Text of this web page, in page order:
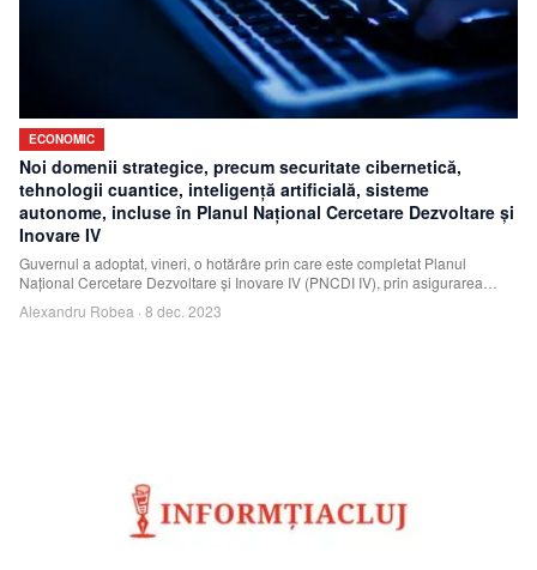
ECONOMIC
Noi domenii strategice, precum securitate cibernetică,
tehnologii cuantice, inteligenţă artificială, sisteme
autonome, incluse în Planul Naţional Cercetare Dezvoltare şi
Inovare IV
Guvernul a adoptat, vineri, o hotărâre prin care este completat Planul
Naţional Cercetare Dezvoltare şi Inovare IV (PNCDI IV), prin asigurarea
Alexandru Robea · 8 dec. 2023